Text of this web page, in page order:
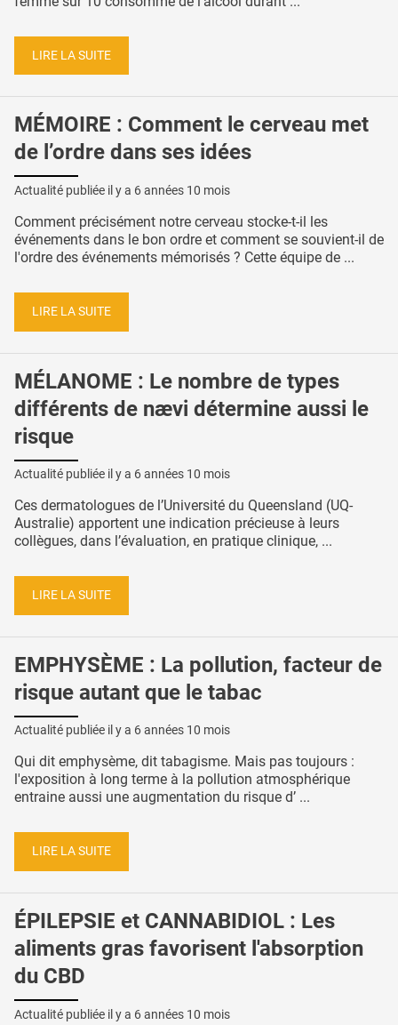
LIRE LA SUITE
MÉMOIRE : Comment le cerveau met
de l’ordre dans ses idées
Actualité publiée il y a 6 années 10 mois
Comment précisément notre cerveau stocke-t-il les
événements dans le bon ordre et comment se souvient-il de
l'ordre des événements mémorisés ? Cette équipe de ...
LIRE LA SUITE
MÉLANOME : Le nombre de types
différents de nævi détermine aussi le
risque
Actualité publiée il y a 6 années 10 mois
Ces dermatologues de l’Université du Queensland (UQ-
Australie) apportent une indication précieuse à leurs
collègues, dans l’évaluation, en pratique clinique, ...
LIRE LA SUITE
EMPHYSÈME : La pollution, facteur de
risque autant que le tabac
Actualité publiée il y a 6 années 10 mois
Qui dit emphysème, dit tabagisme. Mais pas toujours :
l'exposition à long terme à la pollution atmosphérique
entraine aussi une augmentation du risque d’ ...
LIRE LA SUITE
ÉPILEPSIE et CANNABIDIOL : Les
aliments gras favorisent l'absorption
du CBD
Actualité publiée il y a 6 années 10 mois